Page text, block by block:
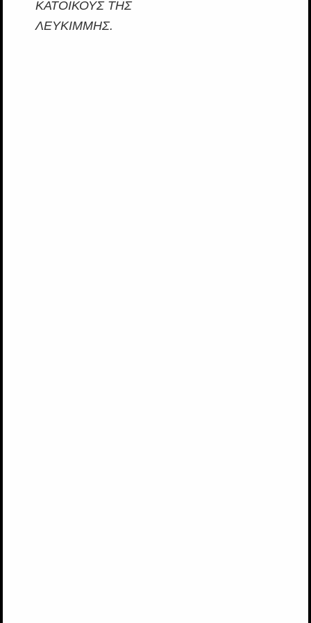
ΚΑΤΟΙΚΟΥΣ ΤΗΣ
ΛΕΥΚΙΜΜΗΣ.